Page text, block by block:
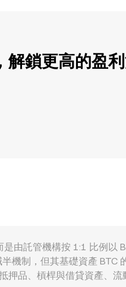
解鎖更高的盈
由託管機構按 1:1 比例以
機制，但其基礎資產 BTC
品、槓桿與借貸資產、流